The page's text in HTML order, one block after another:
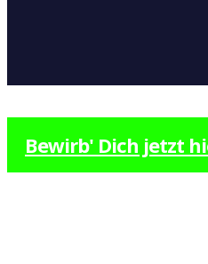
Bewirb' Dich jetzt